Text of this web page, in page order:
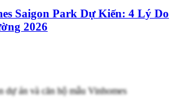
Saigon Park Dự Kiến: 4 Lý Do
2026